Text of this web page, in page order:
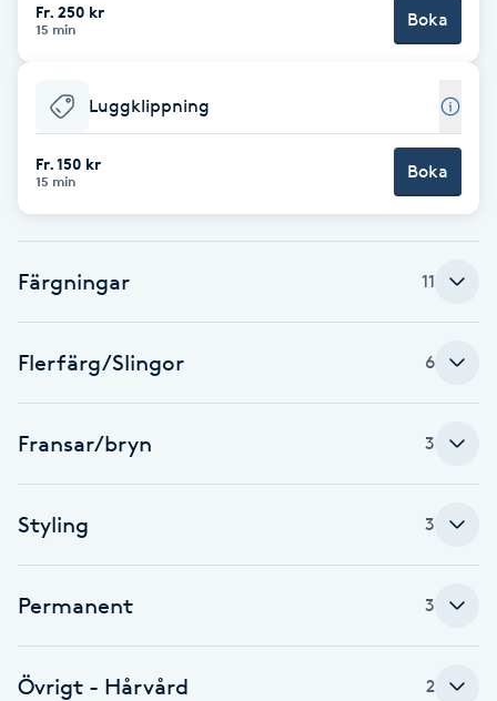
Fettreducering
Fibromassage
Fillers
Fotmassage
Fotsvamp
Fotvård
Fransborttagning
Fransförlängning
Fransförlängning Megavolym
Fr. 250 kr
15 min Boka
Luggklippning
Fr. 150 kr
15 min Boka
Färgningar 11
Flerfärg/Slingor 6
Fransar/bryn 3
Styling 3
Permanent 3
Övrigt - Hårvård 2